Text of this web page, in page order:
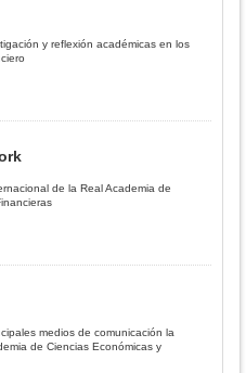
y reflexión académicas en los
de la Real Academia de
medios de comunicación la
de Ciencias Económicas y